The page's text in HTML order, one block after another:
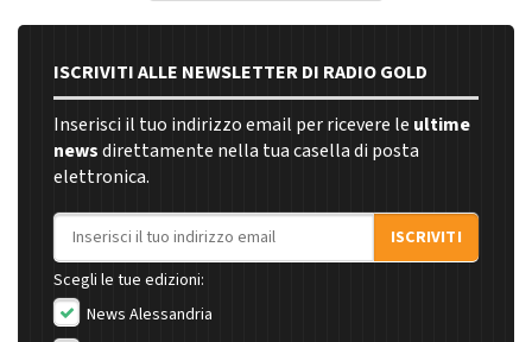
ISCRIVITI ALLE NEWSLETTER DI RADIO GOLD
Inserisci il tuo indirizzo email per ricevere le ultime
newsdirettamente nella tua casella di posta
elettronica.
Indirizzo email
ISCRIVITI
Scegli le tue edizioni:
News Alessandria